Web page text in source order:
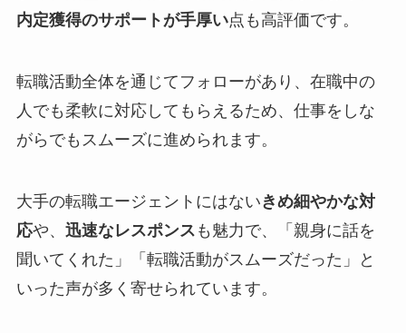
内定獲得のサポートが手厚い点も高評価です。
転職活動全体を通じてフォローがあり、在職中の
人でも柔軟に対応してもらえるため、仕事をしな
がらでもスムーズに進められます。
大手の転職エージェントにはないきめ細やかな対
応や、 迅速なレスポンス も魅力で、「親身に話を
聞いてくれた」「転職活動がスムーズだった」と
いった声が多く寄せられています。